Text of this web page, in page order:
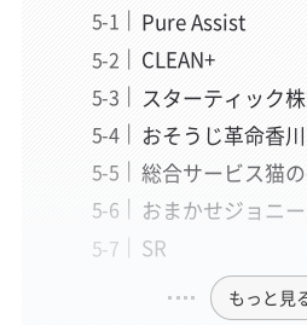
Pure Assist
CLEAN+
スターティック
おそうじ革命香
総合サービス猫
おまかせジョニー
SR
もっと見